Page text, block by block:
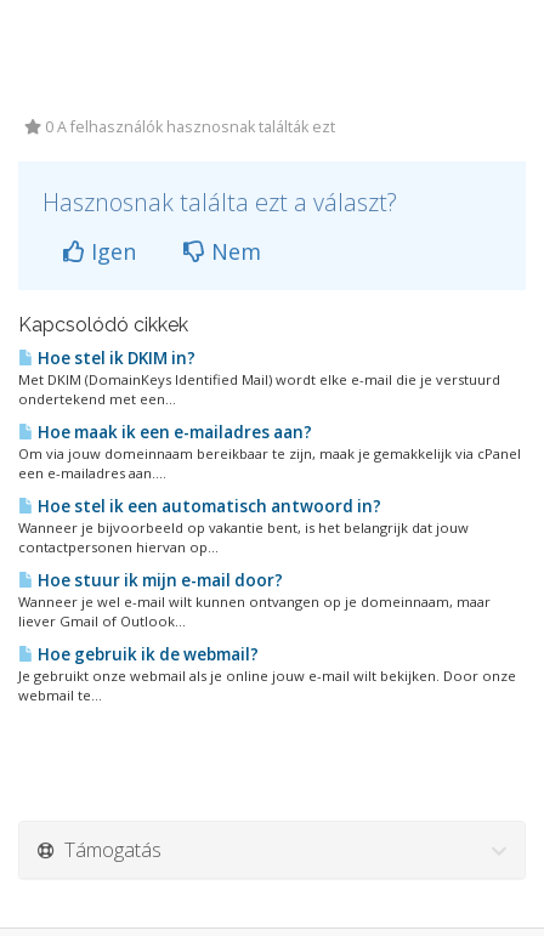
0 A felhasználók hasznosnak találták ezt
Hasznosnak találta ezt a választ?
Igen Nem
Kapcsolódó cikkek
Hoe stel ik DKIM in?
Met DKIM (DomainKeys Identified Mail) wordt elke e-mail die je verstuurd
ondertekend met een...
Hoe maak ik een e-mailadres aan?
Om via jouw domeinnaam bereikbaar te zijn, maak je gemakkelijk via cPanel
een e-mailadres aan....
Hoe stel ik een automatisch antwoord in?
Wanneer je bijvoorbeeld op vakantie bent, is het belangrijk dat jouw
contactpersonen hiervan op...
Hoe stuur ik mijn e-mail door?
Wanneer je wel e-mail wilt kunnen ontvangen op je domeinnaam, maar
liever Gmail of Outlook...
Hoe gebruik ik de webmail?
Je gebruikt onze webmail als je online jouw e-mail wilt bekijken. Door onze
webmail te...
Támogatás